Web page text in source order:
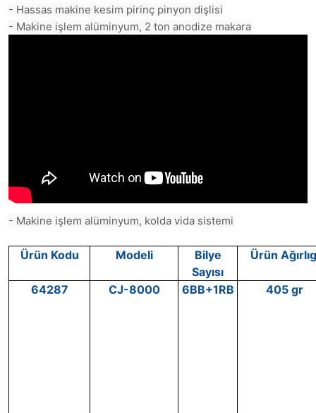
- Hassas makine kesim pirinç pinyon dişlisi
- Makine işlem alüminyum, 2 ton anodize makara
- Makine işlem alüminyum, kolda vida sistemi
Ürün Kodu Modeli
Bilye
Sayısı
Ürün
64287 CJ-8000 6BB+1RB 405 gr